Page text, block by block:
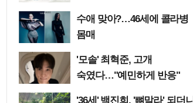
수애 맞아?…46세에 콜라병
몸매
'모솔' 최혁준, 고개
숙였다…"예민하게 반응"
'36세' 백진희, '뼈말라' 되더니